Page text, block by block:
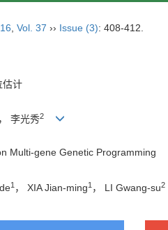
Vol. 37 ›› Issue (3): 408-412.
估计
， 李光秀2
Multi-gene Genetic Programming
1 ， XIA Jian-ming1 ， LI Gwang-su2